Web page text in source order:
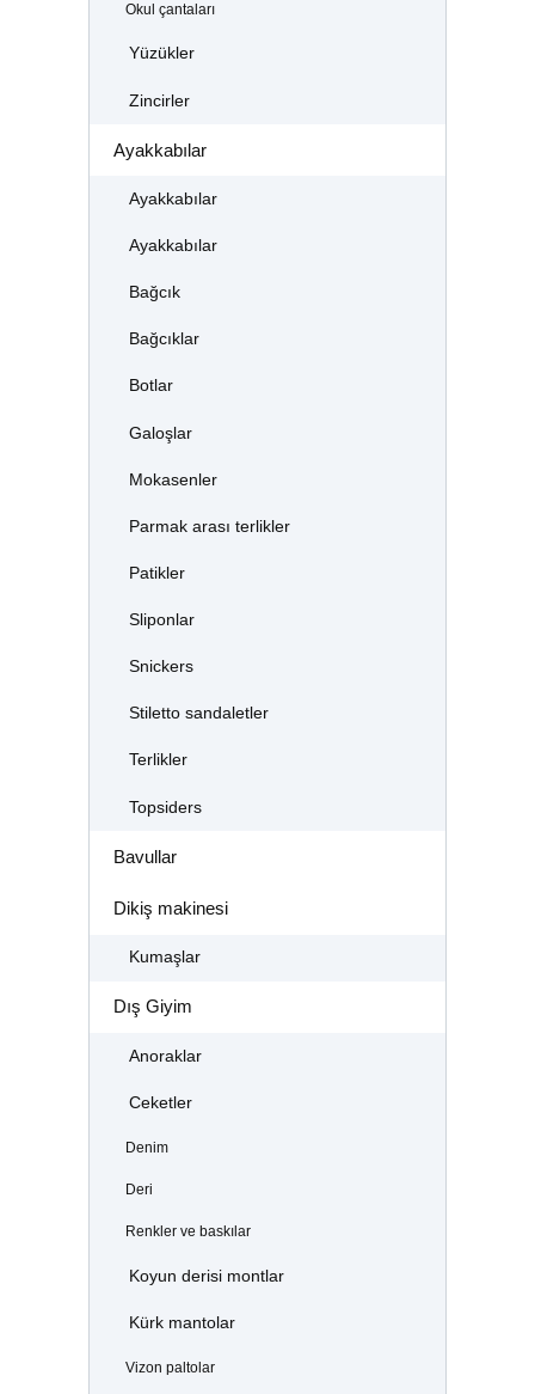
Okul çantaları
Yüzükler
Zincirler
Ayakkabılar
Ayakkabılar
Ayakkabılar
Bağcık
Bağcıklar
Botlar
Galoşlar
Mokasenler
Parmak arası terlikler
Patikler
Sliponlar
Snickers
Stiletto sandaletler
Terlikler
Topsiders
Bavullar
Dikiş makinesi
Kumaşlar
Dış Giyim
Anoraklar
Ceketler
Denim
Deri
Renkler ve baskılar
Koyun derisi montlar
Kürk mantolar
Vizon paltolar